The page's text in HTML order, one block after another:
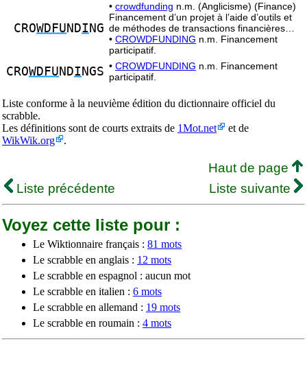
CROWDFU NDI NG
• crowdfunding n.m. (Anglicisme) (Finance)
Financement d’un projet à l’aide d’outils et
de méthodes de transactions financières…
• CROWDFUNDING n.m. Financement
participatif.
CROWDFU NDI NGS • CROWDFUNDING n.m. Financement
participatif.
Liste conforme à la neuvième édition du dictionnaire officiel du
scrabble.
Les définitions sont de courts extraits de 1Mot.net
et de
WikWik.org
.
Haut de page
Liste précédente
Liste suivante
Voyez cette liste pour :
Le Wiktionnaire français : 81 mots
Le scrabble en anglais : 12 mots
Le scrabble en espagnol : aucun mot
Le scrabble en italien : 6 mots
Le scrabble en allemand : 19 mots
Le scrabble en roumain : 4 mots